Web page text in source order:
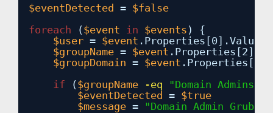
$eventDetected = $false
foreach
( $event in $events ) {
$user = $event .Properties[0].Value
$groupName = $event
$groupDomain = $event
if
( $groupName -eq "Domain Admins"
$eventDetected = $true
$message = "Domain Admin